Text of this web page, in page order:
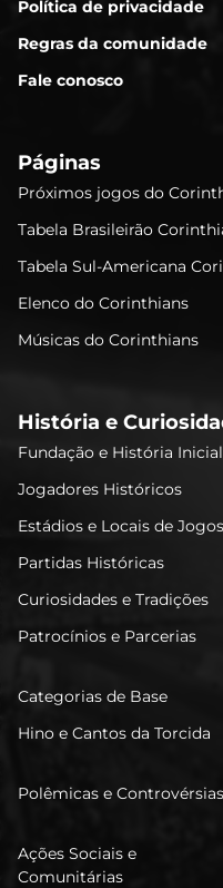
Política de privacidade
Regras da comunidade
Fale conosco
Páginas
Próximos jogos do
Tabela Brasileirão
Tabela Sul-Americana
Elenco do Corinthians
Músicas do Corinthians
História e
Fundação e História Inicial
Jogadores Históricos
Estádios e Locais de Jogos
Partidas Históricas
Curiosidades e Tradições
Patrocínios e Parcerias
Categorias de Base
Hino e Cantos da Torcida
Polêmicas e Controvérsias
Ações Sociais e
Comunitárias